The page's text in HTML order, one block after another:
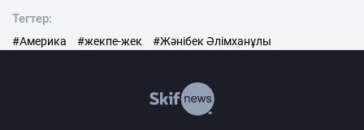
Тегтер:
#Америка #жекпе-жек #Жәнібек Әлімханұлы